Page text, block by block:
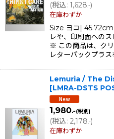
(税込: 1,628.-)
在庫わずか
Size ヨコ|
レや、印刷面へのス
※ この商品は、ク
レターパックプラ
Lemuria / The
[LMRA-DSTS
1,980.-(税別)
(税込: 2,178.-)
在庫わずか